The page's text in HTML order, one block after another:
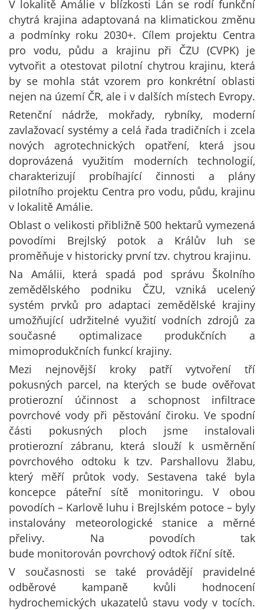
V lokalitě Amálie v blízkosti Lán se rodí funkční
chytrá krajina adaptovaná na klimatickou změnu
a podmínky roku 2030+. Cílem projektu Centra
pro vodu, půdu a krajinu při ČZU (CVPK) je
vytvořit a otestovat pilotní chytrou krajinu, která
by se mohla stát vzorem pro konkrétní oblasti
nejen na území ČR, ale i v dalších místech Evropy.
Retenční nádrže, mokřady, rybníky, moderní
zavlažovací systémy a celá řada tradičních i zcela
nových agrotechnických opatření, která jsou
doprovázená využitím moderních technologií,
charakterizují probíhající činnosti a plány
pilotního projektu Centra pro vodu, půdu, krajinu
v lokalitě Amálie.
Oblast o velikosti přibližně 500 hektarů vymezená
povodími Brejlský potok a Králův luh se
proměňuje v historicky první tzv. chytrou krajinu.
Na Amálii, která spadá pod správu Školního
zemědělského podniku ČZU, vzniká ucelený
systém prvků pro adaptaci zemědělské krajiny
umožňující udržitelné využití vodních zdrojů za
současné optimalizace produkčních a
mimoprodukčních funkcí krajiny.
Mezi nejnovější kroky patří vytvoření tří
pokusných parcel, na kterých se bude ověřovat
protierozní účinnost a schopnost infiltrace
povrchové vody při pěstování čiroku. Ve spodní
části pokusných ploch jsme instalovali
protierozní zábranu, která slouží k usměrnění
povrchového odtoku k tzv. Parshallovu žlabu,
který měří průtok vody. Sestavena také byla
koncepce páteřní sítě monitoringu. V obou
povodích – Karlově luhu i Brejlském potoce – byly
instalovány meteorologické stanice a měrné
přelivy. Na povodích tak
bude monitorován povrchový odtok říční sítě.
V současnosti se také provádějí pravidelné
odběrové kampaně kvůli hodnocení
hydrochemických ukazatelů stavu vody v tocích.